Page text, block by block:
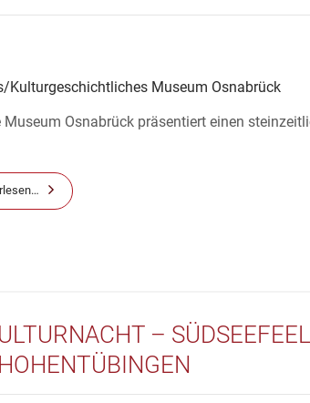
Kulturgeschichtliches Museum Osnabrück
Osnabrück präsentiert einen
–